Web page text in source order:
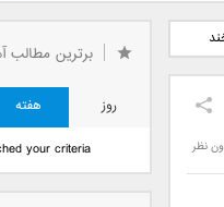
فرزاد
بانی بنام قرص قمر 2
نظر
برترین مطالب
روز هفته
your criteria.